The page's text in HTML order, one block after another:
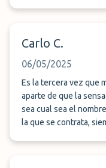
Carlo C.
06/05/2025
Es la tercera vez que
aparte de que la
sea cual sea el
la que se contrata, siempre lo hacen las mismas personas